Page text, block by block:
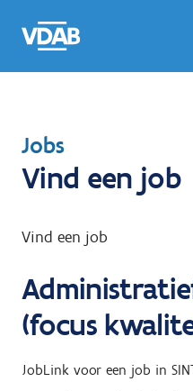
naar
een
een
job
naar
T
e
u
n
a
r
Jobs
Vind een job
Vind een job
(focus
JobLink voor een job in